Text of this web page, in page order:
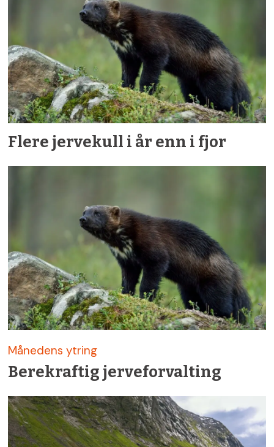
Flere jervekull i år enn i fjor
Månedens ytring
Berekraftig jerveforvalting